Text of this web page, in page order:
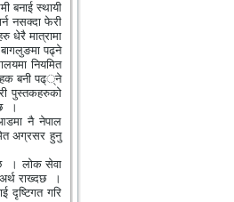
बनाई स्थायी
नसक्दा फेरी
धेरै मात्रामा
पढ्ने
नियमित
बनी पढ््ने
पुस्तकहरुको
।
नै नेपाल
अग्रसर हुनु
। लोक सेवा
राख्दछ
।
दृष्टिगत गरि